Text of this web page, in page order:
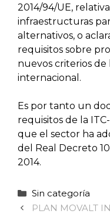
2014/94/UE,
infraestructuras
alternativos, o
requisitos sobre
nuevos criterios de
internacional.
Es por tanto un
requisitos de la
que el sector ha
del Real Decreto
2014.
Categorías
Sin categoría
PLAN MOVALT